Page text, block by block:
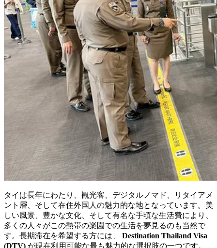
タイは長年にわたり、観光客、デジタルノマド、リタイアメ
ント層、そして在住外国人の魅力的な地となっています。美
しい風景、豊かな文化、そして有名な手頃な生活費により、
多くの人々がこの熱帯の楽園での生活を夢見るのも当然で
す。長期滞在を希望する方には、 Destination Thailand Visa
(DTV) が現在利用可能な最も魅力的な選択肢の一つです。